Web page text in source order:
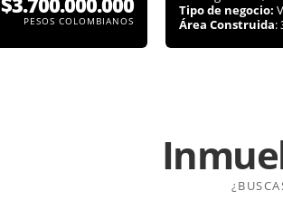
PESOS COLOMBIANOS
Tipo de negocio:
Área Construida: